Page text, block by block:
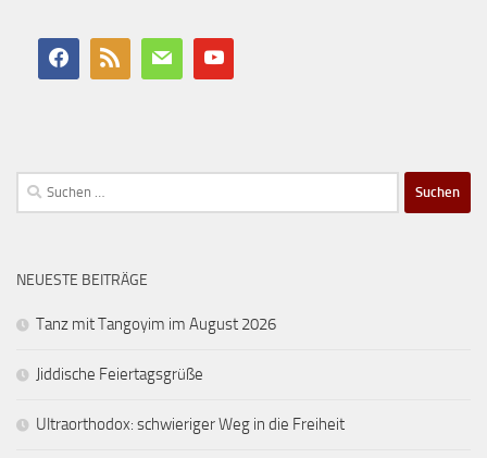
Suchen
nach:
NEUESTE BEITRÄGE
Tanz mit Tangoyim im August 2026
Jiddische Feiertagsgrüße
Ultraorthodox: schwieriger Weg in die Freiheit